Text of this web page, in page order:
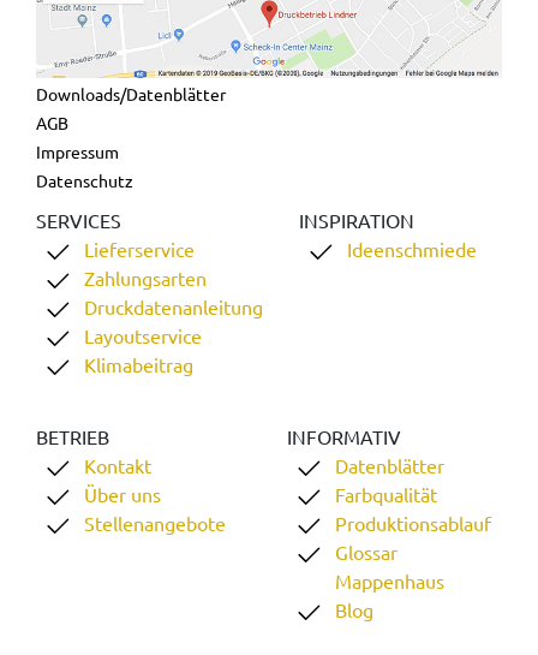
Downloads/Datenblätter
AGB
Impressum
Datenschutz
SERVICES
Lieferservice
Zahlungsarten
Druckdatenanleitung
Layoutservice
Klimabeitrag
INSPIRATION
Ideenschmiede
BETRIEB
Kontakt
Über uns
Stellenangebote
INFORMATIV
Datenblätter
Farbqualität
Produktionsablauf
Glossar
Mappenhaus
Blog